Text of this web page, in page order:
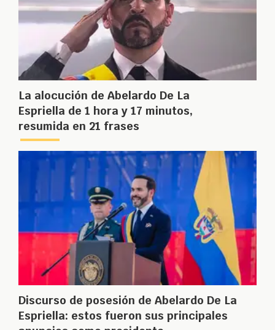
La alocución de Abelardo De La
Espriella de 1 hora y 17 minutos,
resumida en 21 frases
Discurso de posesión de Abelardo De La
Espriella: estos fueron sus principales